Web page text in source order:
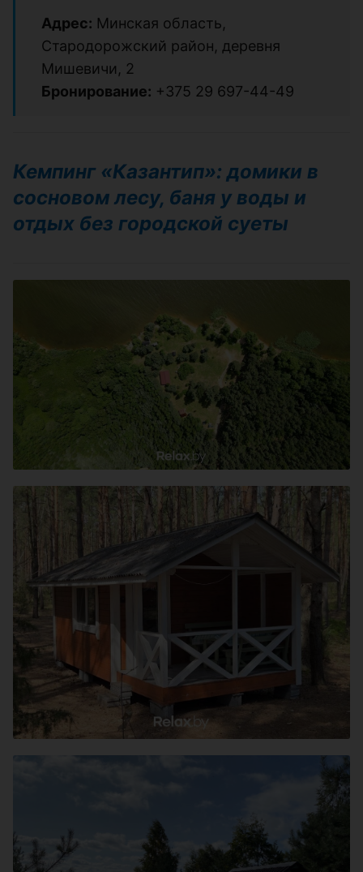
Адрес: Минская область,
Стародорожский район, деревня
Мишевичи, 2
Бронирование: +375 29 697-44-49
Кемпинг «Казантип»: домики в
сосновом лесу, баня у воды и
отдых без городской суеты